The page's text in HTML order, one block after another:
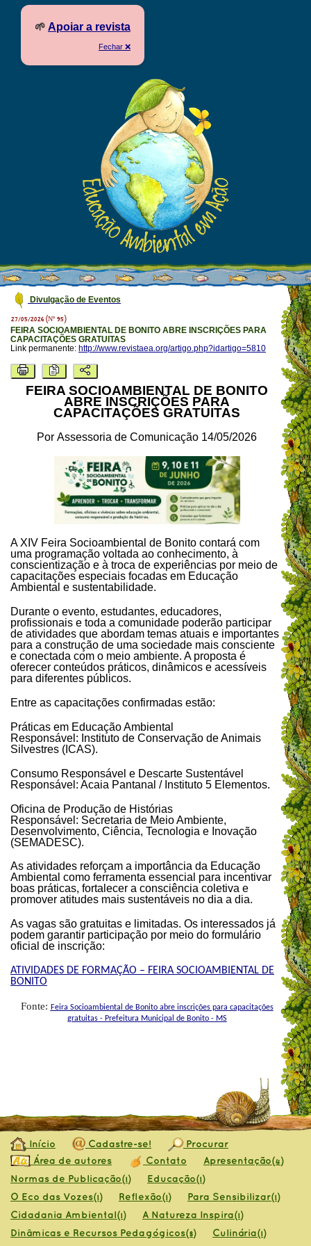
🌱 Apoiar a revista
Fechar ❌
Divulgação de Eventos
27/05/2026 (Nº 95)
FEIRA SOCIOAMBIENTAL DE BONITO ABRE INSCRIÇÕES PARA
CAPACITAÇÕES GRATUITAS
Link permanente: http://www.revistaea.org/artigo.php?idartigo=5810
FEIRA SOCIOAMBIENTAL DE BONITO
ABRE INSCRIÇÕES PARA
CAPACITAÇÕES GRATUITAS
Por Assessoria de Comunicação 14/05/2026
A XIV Feira Socioambiental de Bonito contará com
uma programação voltada ao conhecimento, à
conscientização e à troca de experiências por meio de
capacitações especiais focadas em Educação
Ambiental e sustentabilidade.
Durante o evento, estudantes, educadores,
profissionais e toda a comunidade poderão participar
de atividades que abordam temas atuais e importantes
para a construção de uma sociedade mais consciente
e conectada com o meio ambiente. A proposta é
oferecer conteúdos práticos, dinâmicos e acessíveis
para diferentes públicos.
Entre as capacitações confirmadas estão:
Práticas em Educação Ambiental
Responsável: Instituto de Conservação de Animais
Silvestres (ICAS).
Consumo Responsável e Descarte Sustentável
Responsável: Acaia Pantanal / Instituto 5 Elementos.
Oficina de Produção de Histórias
Responsável: Secretaria de Meio Ambiente,
Desenvolvimento, Ciência, Tecnologia e Inovação
(SEMADESC).
As atividades reforçam a importância da Educação
Ambiental como ferramenta essencial para incentivar
boas práticas, fortalecer a consciência coletiva e
promover atitudes mais sustentáveis no dia a dia.
As vagas são gratuitas e limitadas. Os interessados já
podem garantir participação por meio do formulário
oficial de inscrição:
ATIVIDADES DE FORMAÇÃO – FEIRA SOCIOAMBIENTAL DE
BONITO
Fonte: Feira Socioambiental de Bonito abre inscrições para capacitações
gratuitas - Prefeitura Municipal de Bonito - MS
Início Cadastre-se!
Procurar
Área de autores
Contato Apresentação(4)
Normas de Publicação(1) Educação(1)
O Eco das Vozes(1) Reflexão(1) Para Sensibilizar(1)
Cidadania Ambiental(1) A Natureza Inspira(1)
Dinâmicas e Recursos Pedagógicos(8) Culinária(1)